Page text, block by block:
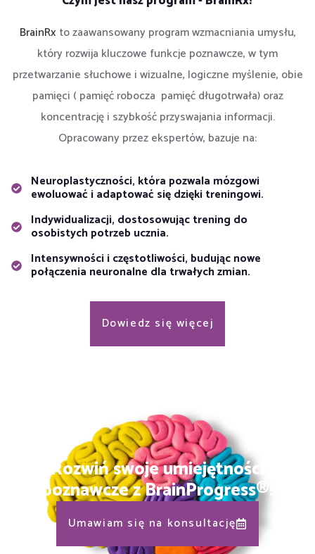
BrainRx to zaawansowany program wzmacniania umysłu,
który rozwija kluczowe funkcje poznawcze, w tym
przetwarzanie słuchowe i wizualne, logiczne myślenie, obie
pamięci ( pamięć robocza pamięć długotrwała) oraz
koncentrację i szybkość przyswajania informacji.
Opracowany przez ekspertów, bazuje na:
Neuroplastyczności, która pozwala mózgowi
ewoluować i adaptować się dzięki treningowi.
Indywidualizacji, dostosowując trening do
osobistych potrzeb ucznia.
Intensywności i częstotliwości, budując nowe
połączenia neuronalne dla trwałych zmian.
Dowiedz się więcej
Rozwiń swoje umiejętności
poznawcze z BrainProgress®!
Umawiam się na konsultację